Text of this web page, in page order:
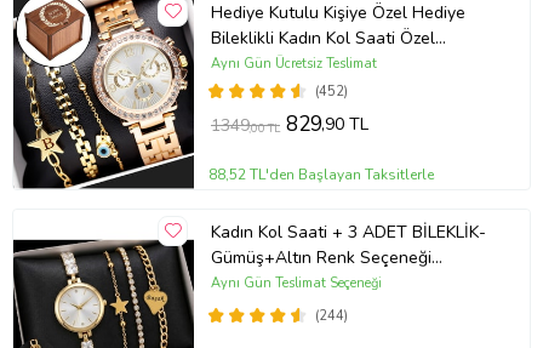
Hediye Kutulu Kişiye Özel Hediye
Bileklikli Kadın Kol Saati Özel
Kutusunda (Gold)
(452)
Aynı Gün Ücretsiz Teslimat
1349,00 TL 829,90 TL
88,52 TL'den Başlayan Taksitlerle
Kadın Kol Saati + 3 ADET BİLEKLİK-
Gümüş+Altın Renk Seçeneği
ayarlanabilir kordon Kadın Kol Saati
BİLEKLİK HEDİYE Altın Renk - Kız
(244)
Aynı Gün Teslimat Seçeneği